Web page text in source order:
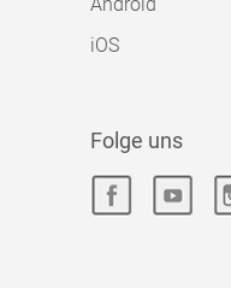
iOS
Folge uns